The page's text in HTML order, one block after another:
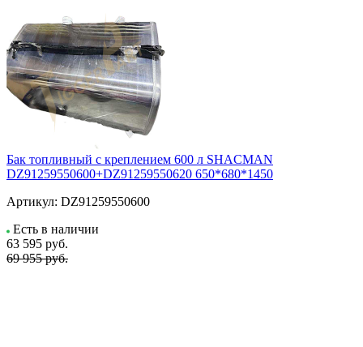
Бак топливный с креплением 600 л SHACMAN
DZ91259550600+DZ91259550620 650*680*1450
Артикул: DZ91259550600
Есть в наличии
63 595 руб.
69 955 руб.